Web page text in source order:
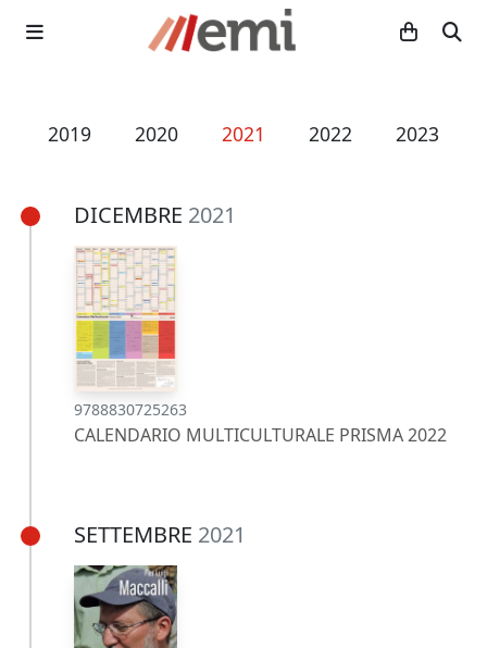
2019 2020 2021 2022 2023
DICEMBRE 2021
9788830725263
CALENDARIO MULTICULTURALE PRISMA 2022
SETTEMBRE 2021